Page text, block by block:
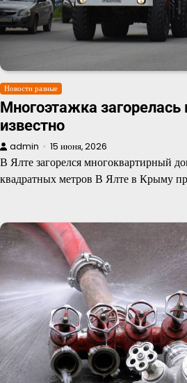
Новости разные
Многоэтажка загорелась
известно
admin 15 июня, 2026
В Ялте загорелся многоквартирный
квадратных метров В Ялте в Крыму